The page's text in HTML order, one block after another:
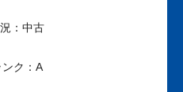
：中古
ク：A